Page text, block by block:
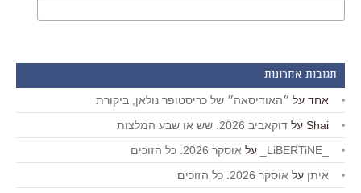
תגובות אחרונות
אחד על ״האודיסאה״ של כריסטופר נולאן, ביקורת
Shai על דוקאביב 2026: שש או שבע המלצות
על אוסקר 2026: כל הזוכים
איתן על אוסקר 2026: כל הזוכים